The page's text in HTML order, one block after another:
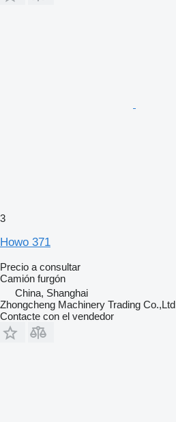
3
Howo 371
Precio a consultar
Camión furgón
China, Shanghai
Zhongcheng Machinery Trading Co.,Ltd
Contacte con el vendedor